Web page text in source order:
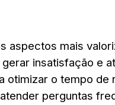
aspectos mais
insatisfação e
otimizar o tempo de
perguntas